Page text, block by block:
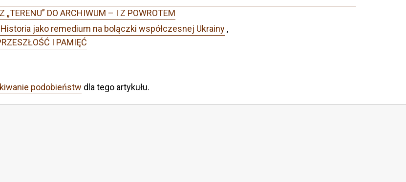
DO ARCHIWUM – I Z POWROTEM
jako remedium na bolączki współ­czesnej Ukrainy ,
I PAMIĘĆ
podobieństw dla tego artykułu.